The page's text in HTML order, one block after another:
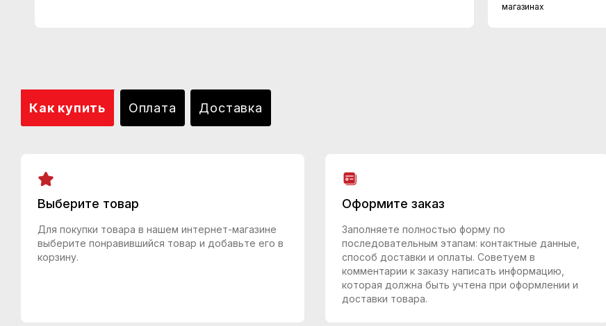
магазинах
Как купить Оплата Доставка
Выберите товар
Для покупки товара в нашем интернет-магазине
выберите понравившийся товар и добавьте его в
корзину.
Оформите заказ
Заполняете полностью форму по
последовательным этапам: контактные данные,
способ доставки и оплаты. Советуем в
комментарии к заказу написать информацию,
которая должна быть учтена при оформлении и
доставки товара.